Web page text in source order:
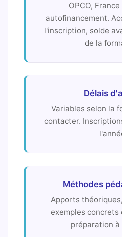
OPCO,
autofinancement.
l'inscription, solde
de la
Délais
Variables selon la
contacter.
Méthodes
Apports
exemples concrets
préparation à